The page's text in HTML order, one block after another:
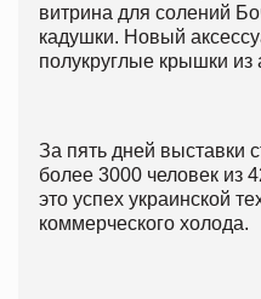
витрина для солений
кадушки. Новый
полукруглые крышки из
За пять дней выставки
более 3000 человек из
это успех украинской
коммерческого холода.